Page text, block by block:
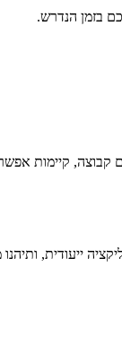
בזמן הנדרש.
קיימות
ייעודית, ותיהנו